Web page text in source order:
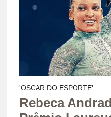
'OSCAR DO ESPORTE'
Rebeca